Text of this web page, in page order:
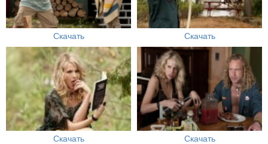
Скачать Скачать
Скачать Скачать